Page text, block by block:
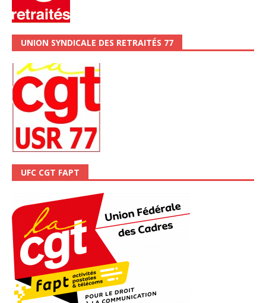
UNION SYNDICALE DES RETRAITÉS 77
UFC CGT FAPT